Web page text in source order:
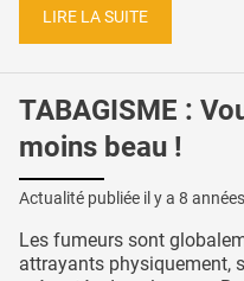
LIRE LA SUITE
TABAGISME :
moins beau !
Actualité publiée il y a 8
Les fumeurs sont
attrayants physiquement,